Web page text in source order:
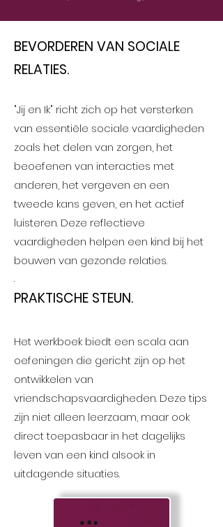
BEVORDEREN VAN SOCIALE
RELATIES.
"Jij en Ik" richt zich op het versterken
van essentiële sociale vaardigheden
zoals het delen van zorgen, het
beoefenen van interacties met
anderen, het vergeven en een
tweede kans geven, en het actief
luisteren. Deze reflectieve
vaardigheden helpen een kind bij het
bouwen van gezonde relaties.
.
PRAKTISCHE STEUN.
Het werkboek biedt een scala aan
oefeningen die gericht zijn op het
ontwikkelen van
vriendschapsvaardigheden. Deze tips
zijn niet alleen leerzaam, maar ook
direct toepasbaar in het dagelijks
leven van een kind alsook in
uitdagende situaties.